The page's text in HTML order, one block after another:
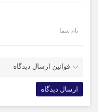
نام شما
قوانین ارسال دیدگاه